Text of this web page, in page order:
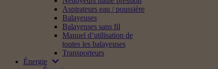
Aspirateurs eau / poussière
Balayeuses
Balayeuses sans fil
Manuel d’utilisation de
toutes les balayeuses
Transporteurs
Énergie